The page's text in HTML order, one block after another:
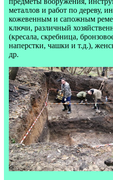
металлов и работ по дереву,
кожевенным и сапожным
ключи, различный
(кресала, скребница,
наперстки, чашки и т.д.),
др.